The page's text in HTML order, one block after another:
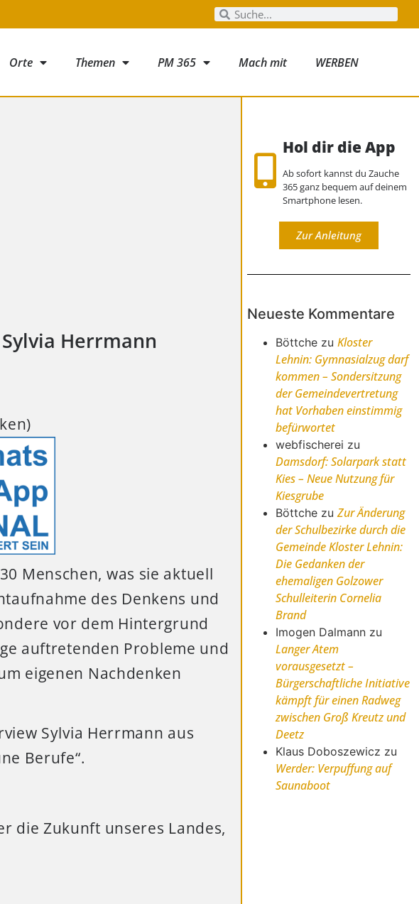
Orte Themen PM 365 Mach mit WERBEN
Herrmann
Menschen, was sie aktuell
des Denkens und
vor dem Hintergrund
auftretenden Probleme und
eigenen Nachdenken
Sylvia Herrmann aus
Berufe“.
die Zukunft unseres Landes,
Hol dir die App
Ab sofort kannst du Zauche
365 ganz bequem auf deinem
Smartphone lesen.
Zur Anleitung
Neueste Kommentare
Böttche zuKloster
Lehnin: Gymnasialzug darf
kommen – Sondersitzung
der Gemeindevertretung
hat Vorhaben einstimmig
befürwortet
webfischerei zu
Damsdorf: Solarpark statt
Kies – Neue Nutzung für
Kiesgrube
Böttche zuZur Änderung
der Schulbezirke durch die
Gemeinde Kloster Lehnin:
Die Gedanken der
ehemaligen Golzower
Schulleiterin Cornelia
Brand
Imogen Dalmann zu
Langer Atem
vorausgesetzt –
Bürgerschaftliche Initiative
kämpft für einen Radweg
zwischen Groß Kreutz und
Deetz
Klaus Doboszewicz zu
Werder: Verpuffung auf
Saunaboot